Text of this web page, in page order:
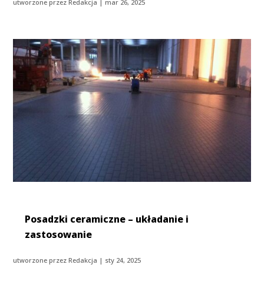
utworzone przezRedakcja |mar 26, 2025
Posadzki ceramiczne – układanie i
zastosowanie
utworzone przezRedakcja | sty 24, 2025